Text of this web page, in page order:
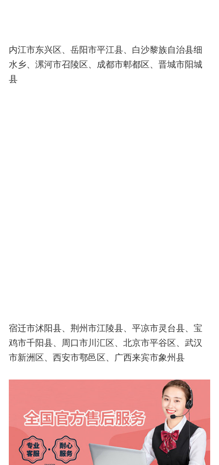
内江市东兴区、岳阳市平江县、白沙黎族自治县细
水乡、漯河市召陵区、成都市郫都区、晋城市阳城
县
宿迁市沭阳县、荆州市江陵县、平凉市灵台县、宝
鸡市千阳县、周口市川汇区、北京市平谷区、武汉
市新洲区、西安市鄠邑区、广西来宾市象州县